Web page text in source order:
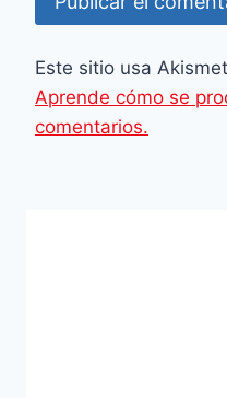
Este sitio usa
Aprende cómo se
comentarios.